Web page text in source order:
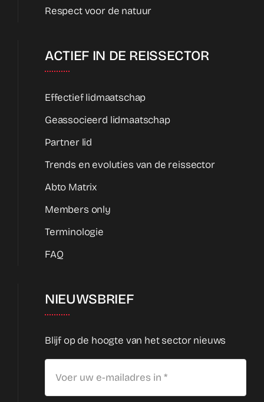
Respect voor de natuur
ACTIEF IN DE REISSECTOR
Effectief lidmaatschap
Geassocieerd lidmaatschap
Partner lid
Trends en evoluties van de reissector
Abto Matrix
Members only
Terminologie
FAQ
NIEUWSBRIEF
Blijf op de hoogte van het sector nieuws